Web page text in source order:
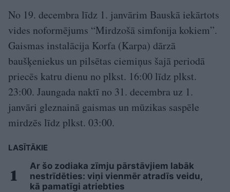
No 19. decembra līdz 1. janvārim Bauskā iekārtots
vides noformējums “Mirdzošā simfonija kokiem”.
Gaismas instalācija Korfa (Karpa) dārzā
baušķeniekus un pilsētas ciemiņus šajā periodā
priecēs katru dienu no plkst. 16:00 līdz plkst.
23:00. Jaungada naktī no 31. decembra uz 1.
janvāri gleznainā gaismas un mūzikas saspēle
mirdzēs līdz plkst. 03:00.
LASĪTĀKIE
Ar šo zodiaka zīmju pārstāvjiem labāk
nestrīdēties: viņi vienmēr atradīs veidu,
kā pamatīgi atriebties